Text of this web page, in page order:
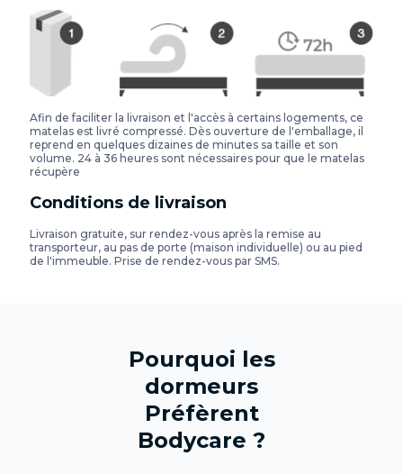
Afin de faciliter la livraison et l'accès à certains logements, ce
matelas est livré compressé. Dès ouverture de l'emballage, il
reprend en quelques dizaines de minutes sa taille et son
volume. 24 à 36 heures sont nécessaires pour que le matelas
récupère
Conditions de livraison
Livraison gratuite, sur rendez-vous après la remise au
transporteur, au pas de porte (maison individuelle) ou au pied
de l'immeuble. Prise de rendez-vous par SMS.
Pourquoi les
dormeurs
Préfèrent
Bodycare ?